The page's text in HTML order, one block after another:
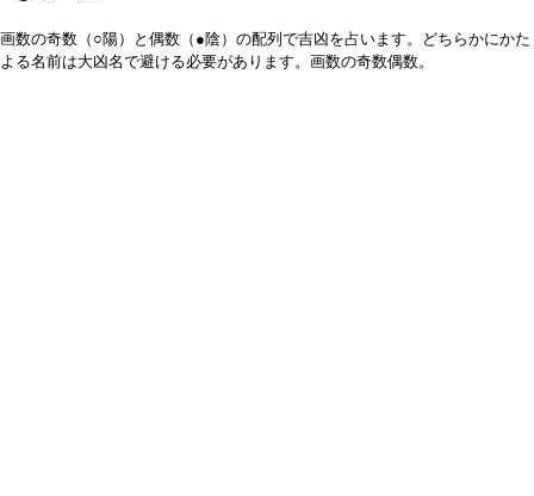
画数の奇数（○陽）と偶数（●陰）の配列で吉凶を占います。どちらかにかた
よる名前は大凶名で避ける必要があります。画数の奇数偶数。